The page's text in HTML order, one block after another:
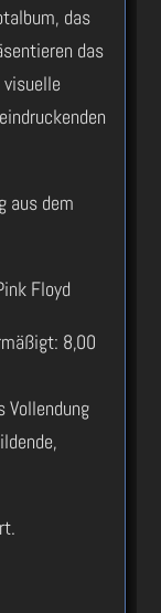
das
das
aus dem
Floyd
8,00
Vollendung